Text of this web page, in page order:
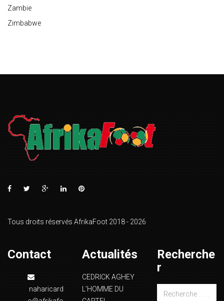
Zambie
Zimbabwe
Tous droits réservés AfrikaFoot 2018 - 2026
Contact
naharicard
Actualités
CEDRICK AGHEY
L’HOMME DU
Recherche
r